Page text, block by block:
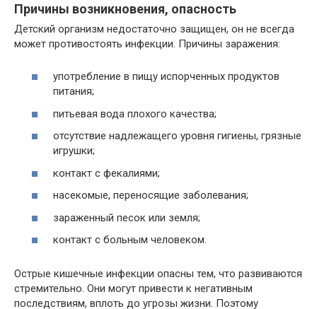
Причины возникновения, опасность
Детский организм недостаточно защищен, он не всегда
может противостоять инфекции. Причины заражения:
употребление в пищу испорченных продуктов
питания;
питьевая вода плохого качества;
отсутствие надлежащего уровня гигиены, грязные
игрушки;
контакт с фекалиями;
насекомые, переносящие заболевания;
зараженный песок или земля;
контакт с больным человеком.
Острые кишечные инфекции опасны тем, что развиваются
стремительно. Они могут привести к негативным
последствиям, вплоть до угрозы жизни. Поэтому